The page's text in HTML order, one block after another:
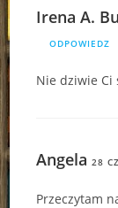
Irena A.
ODPOWIEDZ
Nie dziwie Ci
Angela 28
Przeczytam